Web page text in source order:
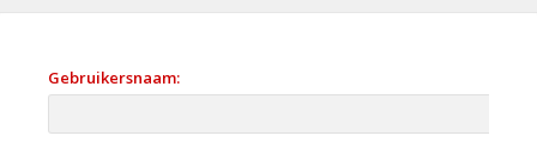
Gebruikersnaam: